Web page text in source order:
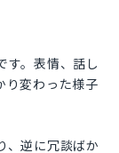
す。表情、話し
り変わった様子
、逆に冗談ばか